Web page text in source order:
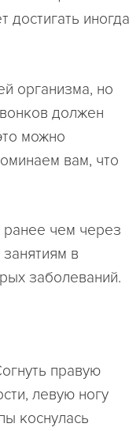
достигать иногда
организма, но
должен
можно
вам, что
чем через
в
заболеваний.
правую
левую ногу
коснулась